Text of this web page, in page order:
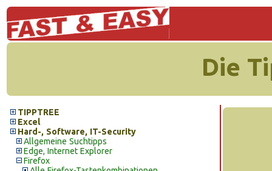
Die
TIPPTREE
Excel
Hard-, Software, IT-Security
Allgemeine Suchtipps
Edge, Internet Explorer
Firefox